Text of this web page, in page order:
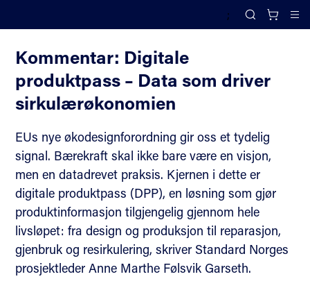
;
Search
Kommentar: Digitale
produktpass – Data som driver
sirkulærøkonomien
EUs nye økodesignforordning gir oss et tydelig
signal. Bærekraft skal ikke bare være en visjon,
men en datadrevet praksis. Kjernen i dette er
digitale produktpass (DPP), en løsning som gjør
produktinformasjon tilgjengelig gjennom hele
livsløpet: fra design og produksjon til reparasjon,
gjenbruk og resirkulering, skriver Standard Norges
prosjektleder Anne Marthe Følsvik Garseth.